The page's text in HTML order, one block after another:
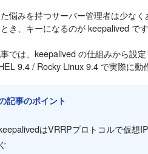
悩みを持つサーバー管理者は少な
き、キーになるのが keepalived です
では、keepalived の仕組みから設
9.4 / Rocky Linux 9.4 で実際に動
記事のポイント
はVRRPプロトコルで仮想